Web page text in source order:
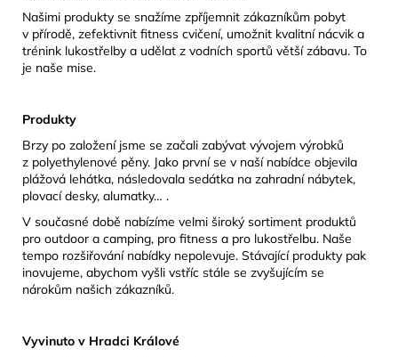
Našimi produkty se snažíme zpříjemnit zákazníkům pobyt
v přírodě, zefektivnit fitness cvičení, umožnit kvalitní nácvik a
trénink lukostřelby a udělat z vodních sportů větší zábavu. To
je naše mise.
Produkty
Brzy po založení jsme se začali zabývat vývojem výrobků
z polyethylenové pěny. Jako první se v naší nabídce objevila
plážová lehátka, následovala sedátka na zahradní nábytek,
plovací desky, alumatky… .
V současné době nabízíme velmi široký sortiment produktů
pro outdoor a camping, pro fitness a pro lukostřelbu. Naše
tempo rozšiřování nabídky nepolevuje. Stávající produkty pak
inovujeme, abychom vyšli vstříc stále se zvyšujícím se
nárokům našich zákazníků.
Vyvinuto v Hradci Králové